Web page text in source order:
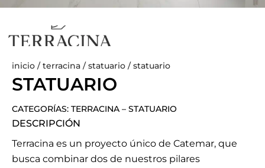
inicio / terracina / statuario / statuario
STATUARIO
CATEGORÍAS: TERRACINA – STATUARIO
DESCRIPCIÓN
Terracina es un proyecto único de Catemar, que
busca combinar dos de nuestros pilares